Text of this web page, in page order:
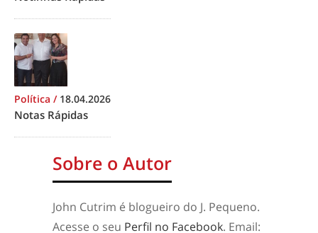
Política / 18.04.2026
Notas Rápidas
Sobre o Autor
John Cutrim é blogueiro do J. Pequeno.
Acesse o seu Perfil no Facebook. Email: